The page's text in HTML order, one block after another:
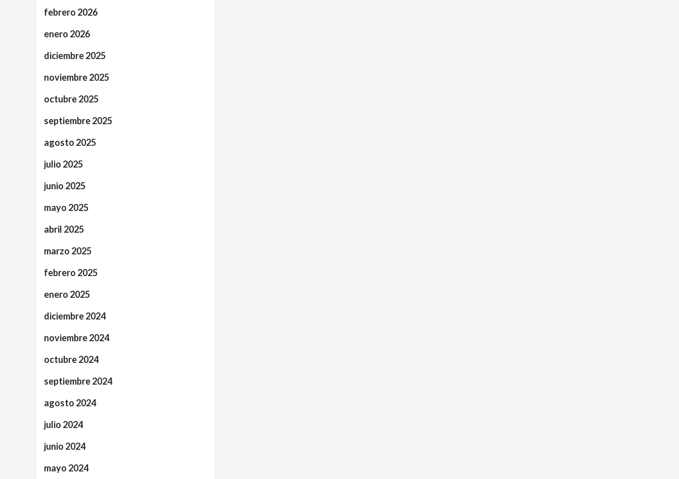
febrero 2026
enero 2026
diciembre 2025
noviembre 2025
octubre 2025
septiembre 2025
agosto 2025
julio 2025
junio 2025
mayo 2025
abril 2025
marzo 2025
febrero 2025
enero 2025
diciembre 2024
noviembre 2024
octubre 2024
septiembre 2024
agosto 2024
julio 2024
junio 2024
mayo 2024